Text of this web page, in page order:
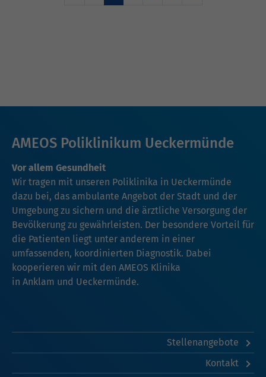
AMEOS Poliklinikum Ueckermünde
Vor allem Gesundheit
Wir tragen mit unseren Poliklinika in Ueckermünde
dazu bei, das ambulante Angebot der Stadt und der
Umgebung zu sichern und die ärztliche Versorgung der
Bevölkerung zu gewährleisten. Der besondere Vorteil für
die Patienten liegt unter anderem in einer
umfassenden, koordinierten Diagnostik. Dabei
kooperieren wir mit den AMEOS Klinika
in Anklam und Ueckermünde.
Stellenangebote
Kontakt